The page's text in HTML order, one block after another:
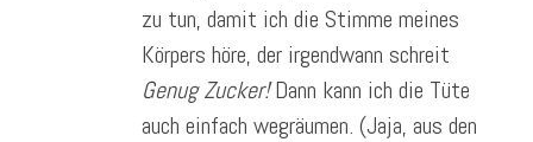
zu tun, damit ich die Stimme meines
Körpers höre, der irgendwann schreit
Genug Zucker!Dann kann ich die Tüte
auch einfach wegräumen. (Jaja, aus den